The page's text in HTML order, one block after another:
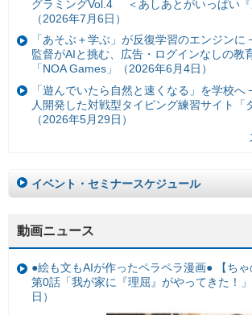
グラミングVol.4 ＜あしあとがいっぱい『
（2026年7月6日）
「あそぶ＋学ぶ」が反復学習のエンジン
監督がAIと挑む、広告・ログインなしの教
「NOA Games」（2026年6月4日）
「遊んでいたら自然と速くなる」を学校
人開発した対戦型タイピング練習サイト「
（2026年5月29日）
イベント・セミナースケジュール
動画ニュース
●絵も文もAIが作ったペラペラ漫画● 【ちゃ
第0話「我が家に『理屈』がやってきた！
日）